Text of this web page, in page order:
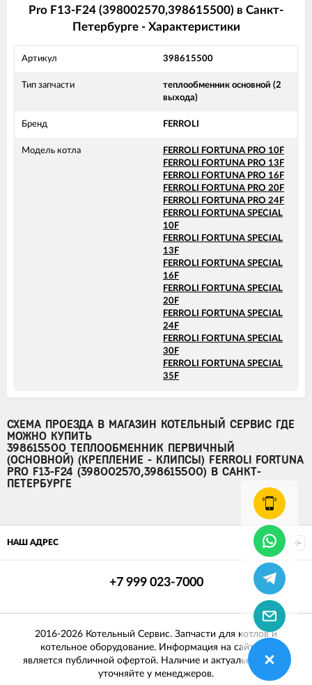
Pro F13-F24 (398002570,398615500) в Санкт-
Петербурге - Характеристики
Артикул 398615500
Тип запчасти
теплообменник основной (2
выхода)
Бренд FERROLI
Модель котла
FERROLI FORTUNA PRO 10F
FERROLI FORTUNA PRO 13F
FERROLI FORTUNA PRO 16F
FERROLI FORTUNA PRO 20F
FERROLI FORTUNA PRO 24F
FERROLI FORTUNA SPECIAL
10F
FERROLI FORTUNA SPECIAL
13F
FERROLI FORTUNA SPECIAL
16F
FERROLI FORTUNA SPECIAL
20F
FERROLI FORTUNA SPECIAL
24F
FERROLI FORTUNA SPECIAL
30F
FERROLI FORTUNA SPECIAL
35F
СХЕМА ПРОЕЗДА В МАГАЗИН КОТЕЛЬНЫЙ СЕРВИС ГДЕ
МОЖНО КУПИТЬ
398615500 ТЕПЛООБМЕННИК ПЕРВИЧНЫЙ
(ОСНОВНОЙ) (КРЕПЛЕНИЕ - КЛИПСЫ) FERROLI FORTUNA
PRO F13-F24 (398002570,398615500) В САНКТ-
ПЕТЕРБУРГЕ
НАШ АДРЕС
+7 999 023-7000
2016-2026 Котельный Сервис. Запчасти для котлов и
котельное оборудование. Информация на сайте не
является публичной офертой. Наличие и актуальные цены
уточняйте у менеджеров.